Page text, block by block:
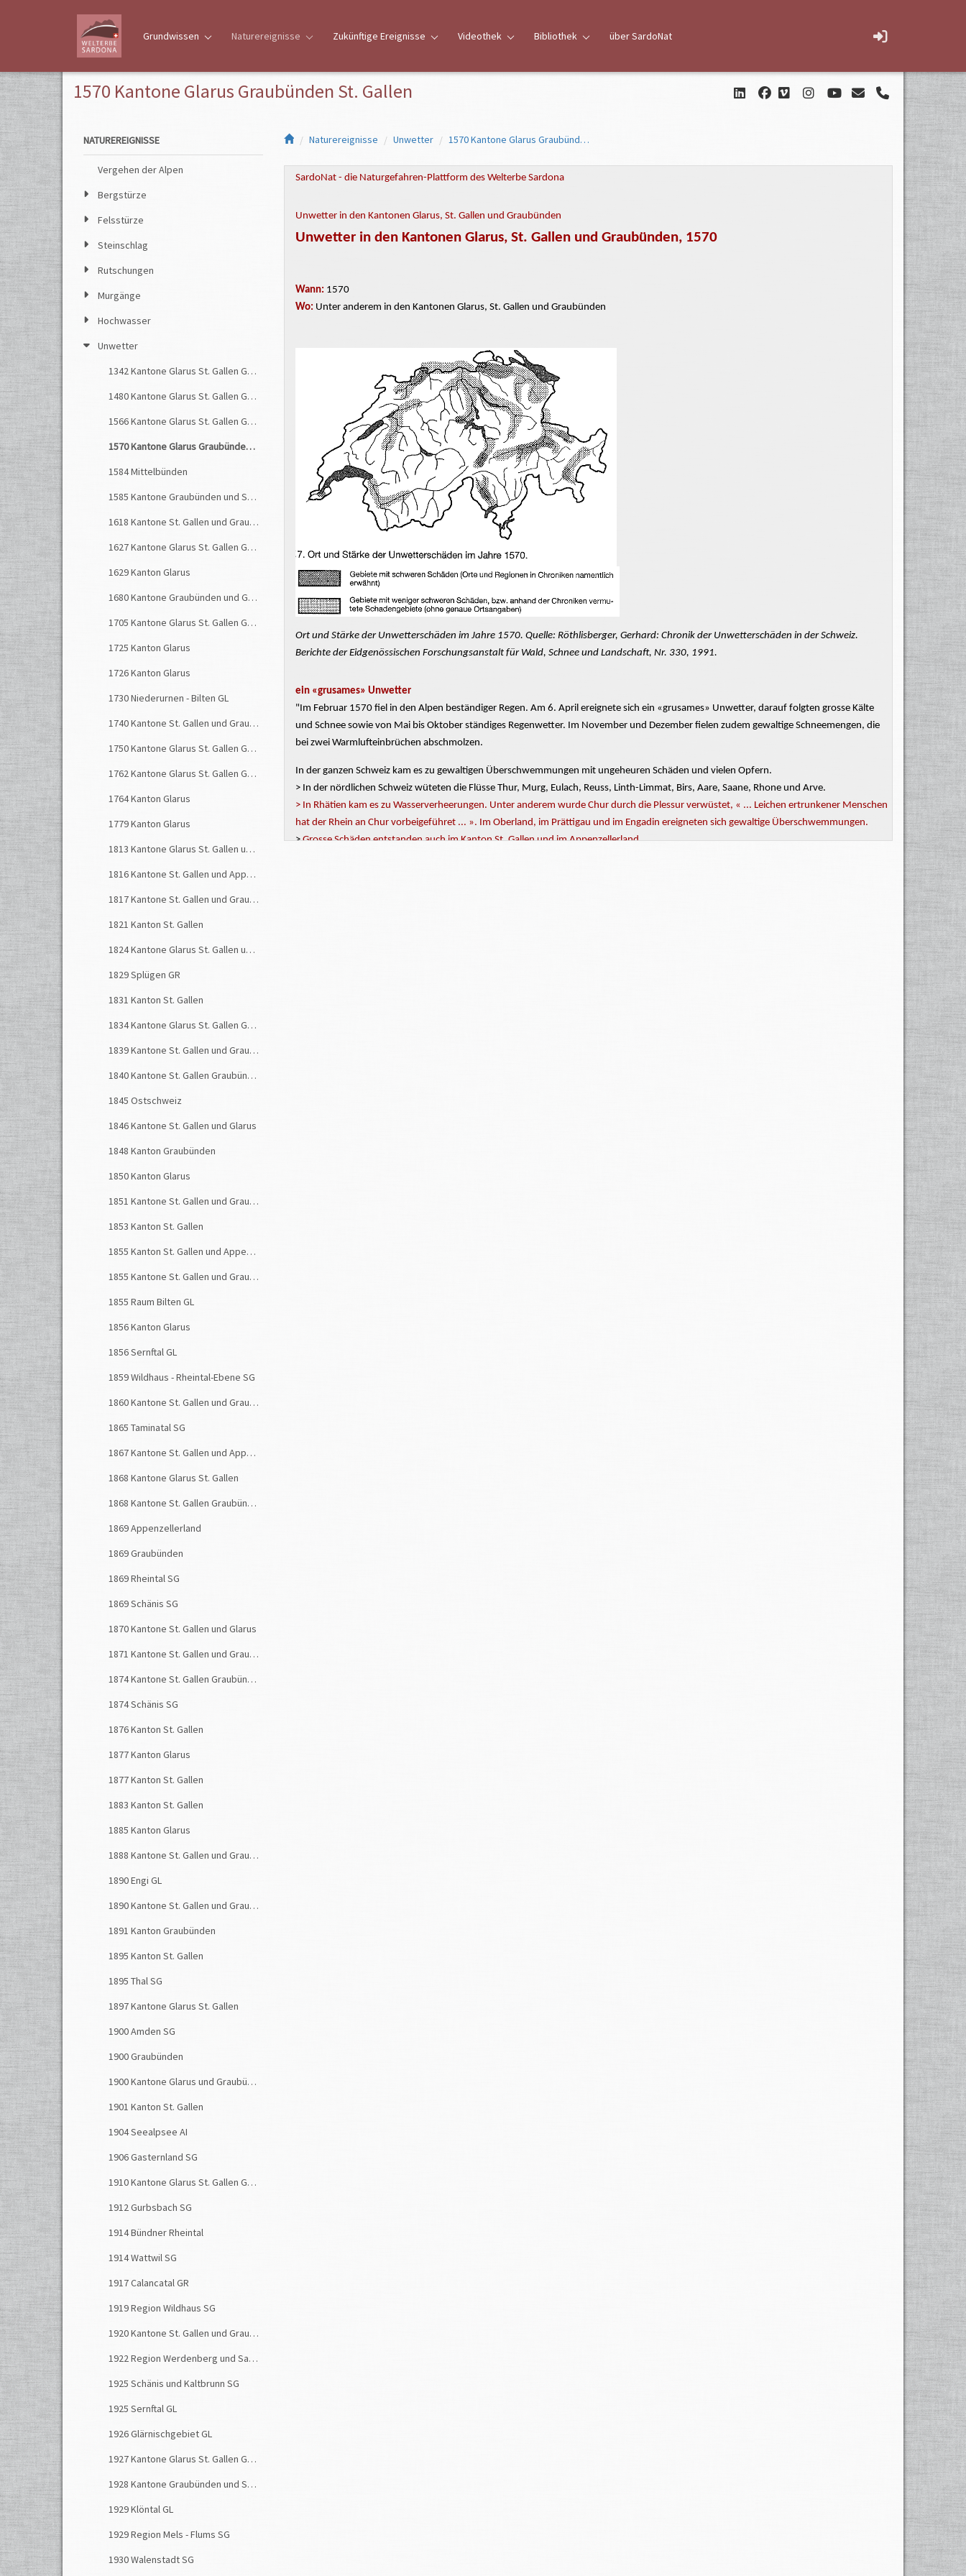
Grundwissen Naturereignisse Zukünftige Ereignisse Videothek Bibliothek über SardoNat
1570 Kantone Glarus Graubünden St. Gallen
Naturereignisse Unwetter 1570 Kantone Glarus Graubünden St. Gallen
SardoNat - die Naturgefahren-Plattform des Welterbe Sardona
Unwetter in den Kantonen Glarus, St. Gallen und Graubünden
Unwetter in den Kantonen Glarus, St. Gallen und Graubünden, 1570
Wann: 1570
Wo: Unter anderem in den Kantonen Glarus, St. Gallen und Graubünden
Ort und Stärke der Unwetterschäden im Jahre 1570. Quelle: Röthlisberger, Gerhard: Chronik der Unwetterschäden in der Schweiz.
Berichteder Eidgenössischen Forschungsanstalt für Wald, Schnee und Landschaft, Nr. 330, 1991.
ein «grusames» Unwetter
"Im Februar 1570 fiel in den Alpen beständiger Regen. Am 6. April ereignete sich ein «grusames» Unwetter, darauf folgten grosse Kälte
und Schnee sowie von Mai bis Oktober ständigesRegenwetter. Im November und Dezember fielen zudem gewaltige Schneemengen, die
bei zwei Warmlufteinbrüchen abschmolzen.
In der ganzen Schweiz kam es zu gewaltigen Überschwemmungen mit ungeheuren Schäden und vielen Opfern.
> In der nördlichen Schweiz wüteten die Flüsse Thur, Murg, Eulach, Reuss, Linth-Limmat, Birs, Aare, Saane, Rhone und Arve.
> In Rhätien kam es zu Wasserverheerungen. Unter anderem wurde Chur durch die Plessur verwüstet, « ... Leichen ertrunkener Menschen
hat der Rhein an Chur vorbeigeführet... ». Im Oberland, im Prättigau und im Engadin ereigneten sich gewaltige Überschwemmungen.
>GrosseSchäden entstanden auch im Kanton St. Gallen und im Appenzellerland.
NATUREREIGNISSE
Vergehen der Alpen
Bergstürze
Felsstürze
Steinschlag
Rutschungen
Murgänge
Hochwasser
Unwetter
1342 Kantone Glarus St. Gallen Graubünden
1480 Kantone Glarus St. Gallen Graubünden
1566 Kantone Glarus St. Gallen Graubünden
1570 Kantone Glarus Graubünden St. Gallen
1584 Mittelbünden
1585 Kantone Graubünden und St. Gallen
1618 Kantone St. Gallen und Graubünden
1627 Kantone Glarus St. Gallen Graubünden
1629 Kanton Glarus
1680 Kantone Graubünden und Glarus
1705 Kantone Glarus St. Gallen Graubünden
1725 Kanton Glarus
1726 Kanton Glarus
1730 Niederurnen - Bilten GL
1740 Kantone St. Gallen und Graubünden
1750 Kantone Glarus St. Gallen Graubünden
1762 Kantone Glarus St. Gallen Graubünden
1764 Kanton Glarus
1779 Kanton Glarus
1813 Kantone Glarus St. Gallen und Graubünden
1816 Kantone St. Gallen und Appenzell
1817 Kantone St. Gallen und Graubünden
1821 Kanton St. Gallen
1824 Kantone Glarus St. Gallen und Graubünden
1829 Splügen GR
1831 Kanton St. Gallen
1834 Kantone Glarus St. Gallen Graubünden
1839 Kantone St. Gallen und Graubünden
1840 Kantone St. Gallen Graubünden Glarus
1845 Ostschweiz
1846 Kantone St. Gallen und Glarus
1848 Kanton Graubünden
1850 Kanton Glarus
1851 Kantone St. Gallen und Graubünden
1853 Kanton St. Gallen
1855 Kanton St. Gallen und Appenzellerland
1855 Kantone St. Gallen und Graubünden
1855 Raum Bilten GL
1856 Kanton Glarus
1856 Sernftal GL
1859 Wildhaus - Rheintal-Ebene SG
1860 Kantone St. Gallen und Graubünden
1865 Taminatal SG
1867 Kantone St. Gallen und Appenzell
1868 Kantone Glarus St. Gallen
1868 Kantone St. Gallen Graubünden
1869 Appenzellerland
1869 Graubünden
1869 Rheintal SG
1869 Schänis SG
1870 Kantone St. Gallen und Glarus
1871 Kantone St. Gallen und Graubünden
1874 Kantone St. Gallen Graubünden
1874 Schänis SG
1876 Kanton St. Gallen
1877 Kanton Glarus
1877 Kanton St. Gallen
1883 Kanton St. Gallen
1885 Kanton Glarus
1888 Kantone St. Gallen und Graubünden
1890 Engi GL
1890 Kantone St. Gallen und Graubünden
1891 Kanton Graubünden
1895 Kanton St. Gallen
1895 Thal SG
1897 Kantone Glarus St. Gallen
1900 Amden SG
1900 Graubünden
1900 Kantone Glarus und Graubünden
1901 Kanton St. Gallen
1904 Seealpsee AI
1906 Gasternland SG
1910 Kantone Glarus St. Gallen Graubünden
1912 Gurbsbach SG
1914 Bündner Rheintal
1914 Wattwil SG
1917 Calancatal GR
1919 Region Wildhaus SG
1920 Kantone St. Gallen und Graubünden
1922 Region Werdenberg und Sargans SG
1925 Schänis und Kaltbrunn SG
1925 Sernftal GL
1926 Glärnischgebiet GL
1927 Kantone Glarus St. Gallen Graubünden
1928 Kantone Graubünden und St. Gallen
1929 Klöntal GL
1929 Region Mels - Flums SG
1930 Walenstadt SG